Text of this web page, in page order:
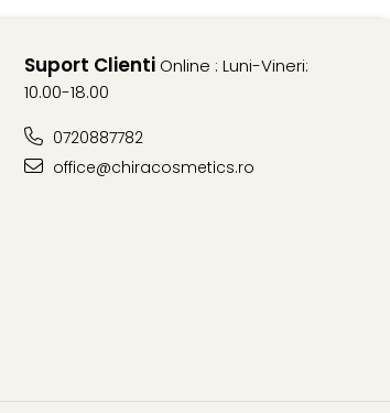
Suport Clienti Online : Luni-Vineri:
10.00-18.00
0720887782
office@chiracosmetics.ro